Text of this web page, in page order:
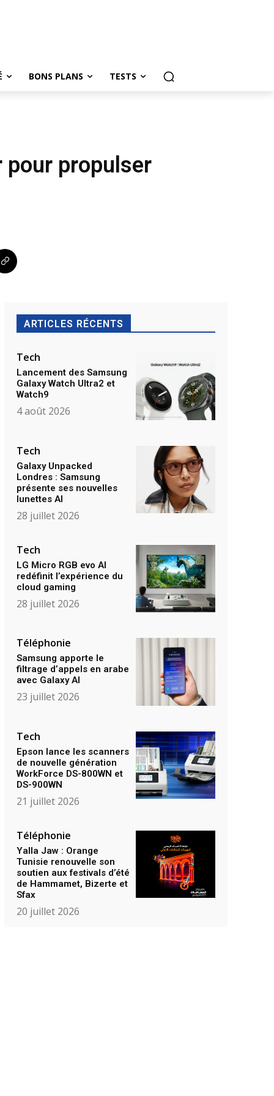
BONS PLANS TESTS
pour propulser
ARTICLES RÉCENTS
Tech
Lancement des Samsung
Galaxy Watch Ultra2 et
Watch9
4 août 2026
Tech
Galaxy Unpacked
Londres : Samsung
présente ses nouvelles
lunettes AI
28 juillet 2026
Tech
LG Micro RGB evo AI
redéfinit l’expérience du
cloud gaming
28 juillet 2026
Téléphonie
Samsung apporte le
filtrage d’appels en arabe
avec Galaxy AI
23 juillet 2026
Tech
Epson lance les scanners
de nouvelle génération
WorkForce DS-800WN et
DS-900WN
21 juillet 2026
Téléphonie
Yalla Jaw : Orange
Tunisie renouvelle son
soutien aux festivals d’été
de Hammamet, Bizerte et
Sfax
20 juillet 2026